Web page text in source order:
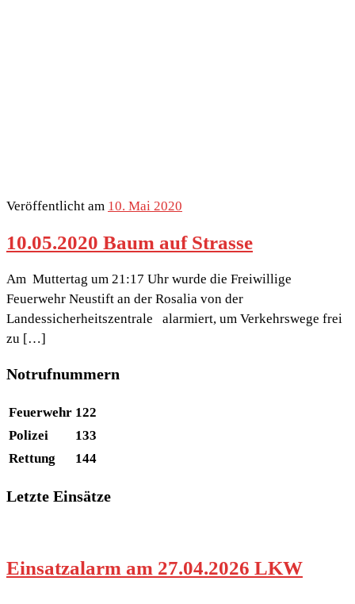
Veröffentlicht am 10. Mai 2020
10.05.2020 Baum auf Strasse
Am Muttertag um 21:17 Uhr wurde die Freiwillige
Feuerwehr Neustift an der Rosalia von der
Landessicherheitszentrale alarmiert, um Verkehrswege frei
zu […]
Notrufnummern
Feuerwehr 122
Polizei
133
Rettung
144
Letzte Einsätze
Einsatzalarm am 27.04.2026 LKW